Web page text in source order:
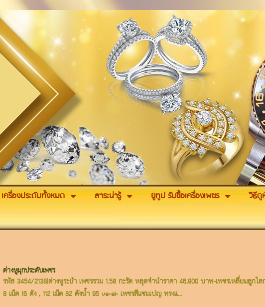
เครื่องประดับทั้งหมด สาระน่ารู้ ยูทูป รับซื้อเครื่องเพชร
วิธีดู
ต่างหูมุกประดับเพชร
รหัส 3454/2138)ต่างหูระย้า เพชรรวม 1.58 กะรัต หลุดจำนำราคา 46,900 บาท-เพชรเหลี่ยมลูก
8 เม็ด 16 ตัง , 112 เม็ด 82 ตังน้ำ 95 vs-si- เพชรสีแชมเปญ ทรงแ...